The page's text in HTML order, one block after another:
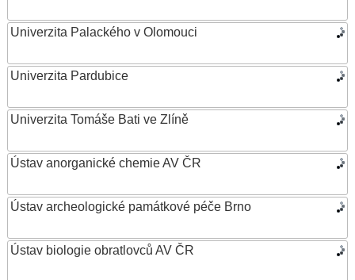
Univerzita Palackého v Olomouci
Univerzita Pardubice
Univerzita Tomáše Bati ve Zlíně
Ústav anorganické chemie AV ČR
Ústav archeologické památkové péče Brno
Ústav biologie obratlovců AV ČR